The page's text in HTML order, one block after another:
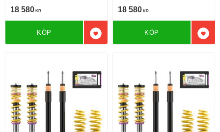
18 580 KR
Lägg till i favoriter
KÖP
18 580 KR
KÖP